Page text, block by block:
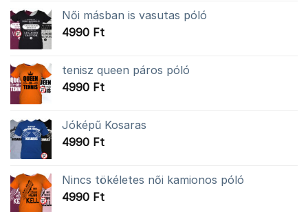
Női másban is vasutas póló
4990 Ft
tenisz queen páros póló
4990 Ft
Jóképű Kosaras
4990 Ft
Nincs tökéletes női kamionos póló
4990 Ft